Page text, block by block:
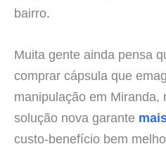
bairro.
Muita gente ainda pensa
comprar cápsula que
manipulação em Miranda,
solução nova garante
custo-benefício bem